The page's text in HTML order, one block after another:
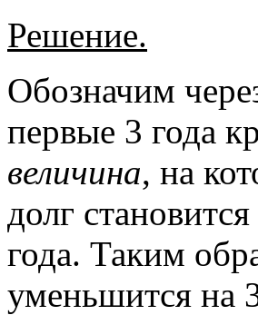
Решение.
Обозначим
первые 3 года
величина, на
долг
года. Таким
уменьшится на